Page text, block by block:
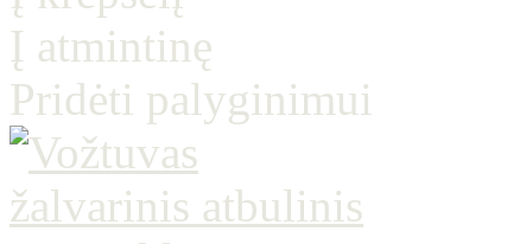
Į atmintinę
Pridėti palyginimui